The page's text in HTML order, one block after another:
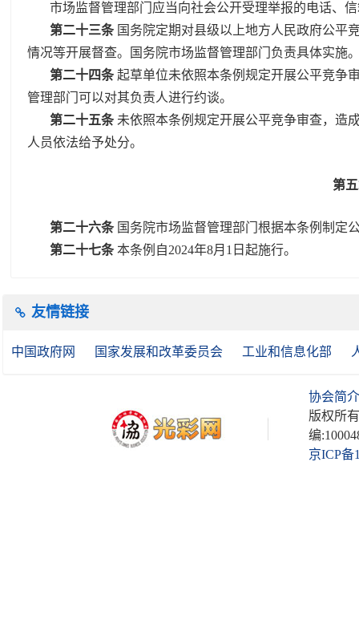
市场监督管理部门应当向社会公开受理举报的电话、
第二十三条 国务院定期对县级以上地方人民政府公平
情况等开展督查。国务院市场监督管理部门负责具体实施
第二十四条 起草单位未依照本条例规定开展公平竞争
管理部门可以对其负责人进行约谈。
第二十五条 未依照本条例规定开展公平竞争审查，造
人员依法给予处分。
第
第二十六条 国务院市场监督管理部门根据本条例制定
第二十七条 本条例自2024年8月1日起施行。
友情链接
中国政府网 国家发展和改革委员会 工业和信息化部
协会简介
版权所
编
京ICP备